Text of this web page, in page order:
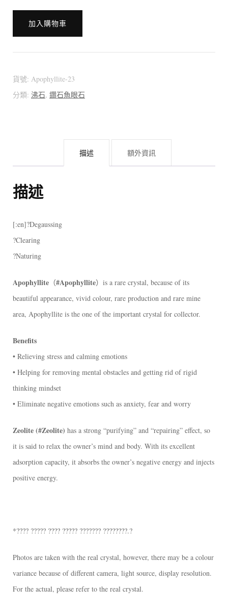
[:en]???????????
閃
亮
魚
眼
石
粉
沸
石
數
量
加入購物車
貨號: Apophyllite-23
分類: 沸石, 鑽石魚眼石
描述 額外資訊
描述
[:en]?Degaussing
?Clearing
?Naturing
Apophyllite （#Apophyllite）is a rare crystal, because of its
beautiful appearance, vivid colour, rare production and rare mine
area, Apophyllite is the one of the important crystal for collector.
Benefits
• Relieving stress and calming emotions
• Helping for removing mental obstacles and getting rid of rigid
thinking mindset
• Eliminate negative emotions such as anxiety, fear and worry
Zeolite (#Zeolite) has a strong “purifying” and “repairing” effect, so
it is said to relax the owner’s mind and body. With its excellent
adsorption capacity, it absorbs the owner’s negative energy and injects
positive energy.
*???? ????? ???? ????? ??????? ????????.?
Photos are taken with the real crystal, however, there may be a colour
variance because of different camera, light source, display resolution.
For the actual, please refer to the real crystal.